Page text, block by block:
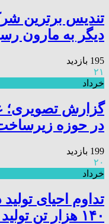
تندیس برترین
دیگر به مارون
195 بازدید
۲۱
خرداد
گزارش تصویری؛
در حوزه
199 بازدید
۲۰
خرداد
تداوم احیای
۱۴۰ هزار تن تولید در اردیبهشت